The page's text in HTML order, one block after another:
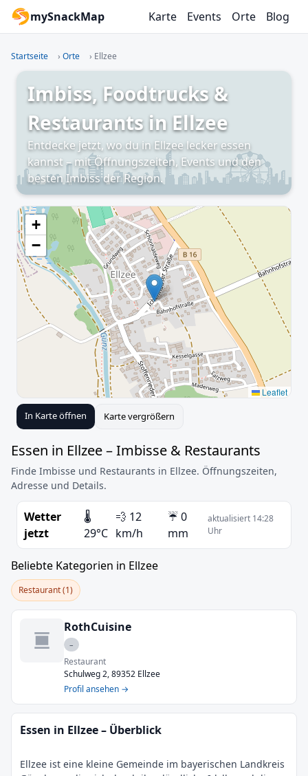
mySnackMap Karte Events Orte Blog
Startseite › Orte › Ellzee
Imbiss, Foodtrucks &
Restaurants in Ellzee
Entdecke jetzt, wo du in Ellzee lecker essen
kannst – mit Öffnungszeiten, Events und den
besten Imbiss der Region.
+
−
Leaflet
In Karte öffnen Karte vergrößern
Essen in Ellzee – Imbisse & Restaurants
Finde Imbisse und Restaurants in Ellzee. Öffnungszeiten,
Adresse und Details.
Wetter
jetzt
🌡️
29°C
💨 12
km/h
☔ 0
mm
aktualisiert 14:28
Uhr
Beliebte Kategorien in Ellzee
Restaurant (1)
RothCuisine
–
Restaurant
Schulweg 2, 89352 Ellzee
Profil ansehen →
Essen in Ellzee – Überblick
Ellzee ist eine kleine Gemeinde im bayerischen Landkreis